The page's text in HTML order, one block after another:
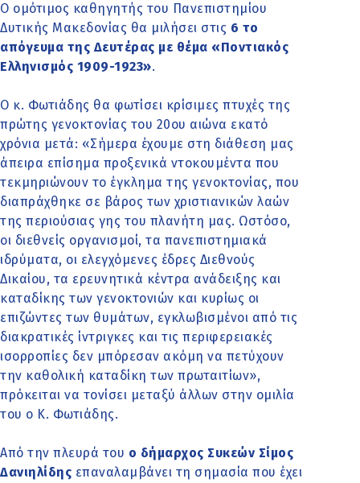
Ο ομότιμος καθηγητής του Πανεπιστημίου
Δυτικής Μακεδονίας θα μιλήσει στις 6 το
απόγευμα της Δευτέρας με θέμα «Ποντιακός
Ελληνισμός 1909-1923».
Ο κ. Φωτιάδης θα φωτίσει κρίσιμες πτυχές της
πρώτης γενοκτονίας του 20ου αιώνα εκατό
χρόνια μετά: «Σήμερα έχουμε στη διάθεση μας
άπειρα επίσημα προξενικά ντοκουμέντα που
τεκμηριώνουν το έγκλημα της γενοκτονίας, που
διαπράχθηκε σε βάρος των χριστιανικών λαών
της περιούσιας γης του πλανήτη μας. Ωστόσο,
οι διεθνείς οργανισμοί, τα πανεπιστημιακά
ιδρύματα, οι ελεγχόμενες έδρες Διεθνούς
Δικαίου, τα ερευνητικά κέντρα ανάδειξης και
καταδίκης των γενοκτονιών και κυρίως οι
επιζώντες των θυμάτων, εγκλωβισμένοι από τις
διακρατικές ίντριγκες και τις περιφερειακές
ισορροπίες δεν μπόρεσαν ακόμη να πετύχουν
την καθολική καταδίκη των πρωταιτίων»,
πρόκειται να τονίσει μεταξύ άλλων στην ομιλία
του ο Κ. Φωτιάδης.
Από την πλευρά του ο δήμαρχος Συκεών Σίμος
Δανιηλίδης επαναλαμβάνει τη σημασία που έχει